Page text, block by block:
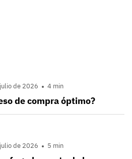
de 2026 4 min
de compra óptimo?
de 2026 5 min